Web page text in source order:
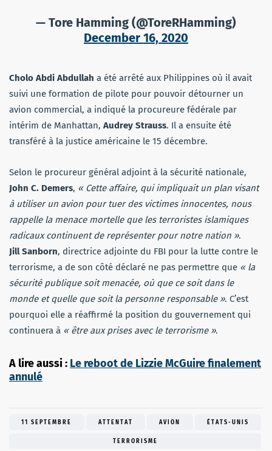
— Tore Hamming (@ToreRHamming)
December 16, 2020
Cholo Abdi Abdullah a été arrêté aux Philippines où il avait
suivi une formation de pilote pour pouvoir détourner un
avion commercial, a indiqué la procureure fédérale par
intérim de Manhattan, Audrey Strauss. Il a ensuite été
transféré à la justice américaine le 15 décembre.
Selon le procureur général adjoint à la sécurité nationale,
John C. Demers, « Cette affaire, qui impliquait un plan visant
à utiliser un avion pour tuer des victimes innocentes, nous
rappelle la menace mortelle que les terroristes islamiques
radicaux continuent de représenter pour notre nation ».
Jill Sanborn, directrice adjointe du FBI pour la lutte contre le
terrorisme, a de son côté déclaré ne pas permettre que « la
sécurité publique soit menacée, où que ce soit dans le
monde et quelle que soit la personne responsable ». C’est
pourquoi elle a réaffirmé la position du gouvernement qui
continuera à « être aux prises avec le terrorisme ».
A lire aussi : Le reboot de Lizzie McGuire finalement
annulé
11 SEPTEMBRE ATTENTAT AVION ÉTATS-UNIS
TERRORISME